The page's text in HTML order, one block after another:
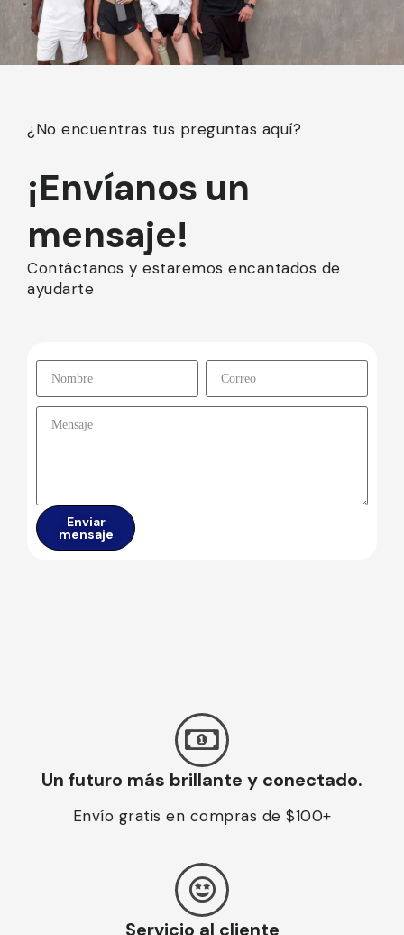
¿No encuentras tus preguntas aquí?
¡Envíanos un
mensaje!
Contáctanos y estaremos encantados de
ayudarte
Enviar
mensaje
Un futuro más brillante y conectado.
Envío gratis en compras de $100+
Servicio al cliente